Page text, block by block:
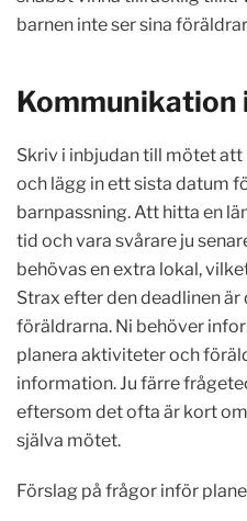
barnen inte ser sina
Kommunikation
Skriv i inbjudan till mötet
och lägg in ett sista datum
barnpassning. Att hitta en
tid och vara svårare ju
behövas en extra lokal,
Strax efter den deadlinen
föräldrarna. Ni behöver
planera aktiviteter och
information. Ju färre
eftersom det ofta är kort
själva mötet.
Förslag på frågor inför